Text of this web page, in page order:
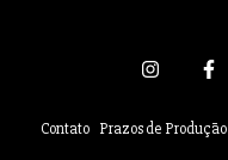
Contato Prazos de Produção